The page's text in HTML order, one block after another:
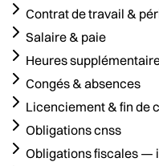
Contrat de travail &
Salaire & paie
Heures
Congés & absences
Licenciement & fin de
Obligations cnss
Obligations fiscales —